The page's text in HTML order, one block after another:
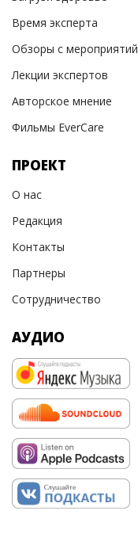
Время эксперта
Обзоры с мероприятий
Лекции экспертов
Авторское мнение
Фильмы EverCare
ПРОЕКТ
О нас
Редакция
Контакты
Партнеры
Сотрудничество
АУДИО